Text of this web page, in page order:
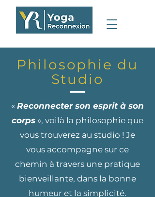
Philosophie du
Studio
« Reconnecter son esprit à son
corps », voilà la philosophie que
vous trouverez au studio ! Je
vous accompagne sur ce
chemin à travers une pratique
bienveillante, dans la bonne
humeur et la simplicité.